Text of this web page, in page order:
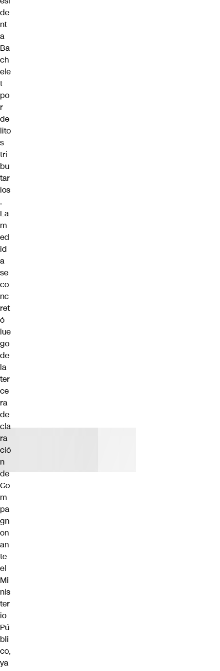
de
nt
a
Ba
ch
ele
t
po
r
de
lito
s
tri
bu
tar
ios
.
La
m
ed
id
a
se
co
nc
ret
ó
lue
go
de
la
ter
ce
ra
de
cla
ra
ció
n
de
Co
m
pa
gn
on
an
te
el
Mi
nis
ter
io
Pú
bli
co,
ya